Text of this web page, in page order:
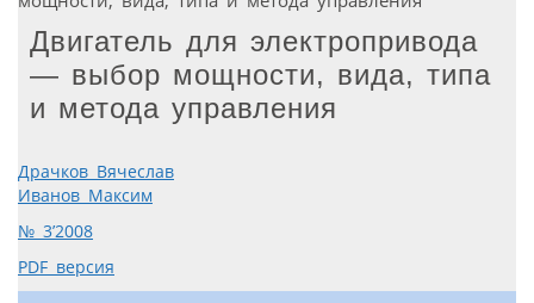
Двигатель для электропривода
— выбор мощности, вида, типа
и метода управления
Драчков Вячеслав
Иванов Максим
№ 3’2008
PDF версия